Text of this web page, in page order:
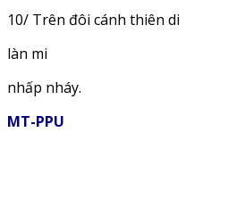
10/ Trên đôi cánh thiên di
làn mi
nhấp nháy.
MT-PPU